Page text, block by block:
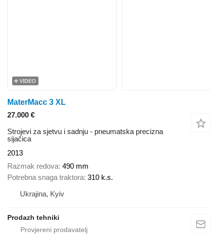
VIDEO
MaterMacc 3 XL
27.000 €
Strojevi za sjetvu i sadnju - pneumatska precizna
sijačica
2013
Razmak redova 490 mm
Potrebna snaga traktora 310 k.s.
Ukrajina, Kyiv
Prodazh tehniki